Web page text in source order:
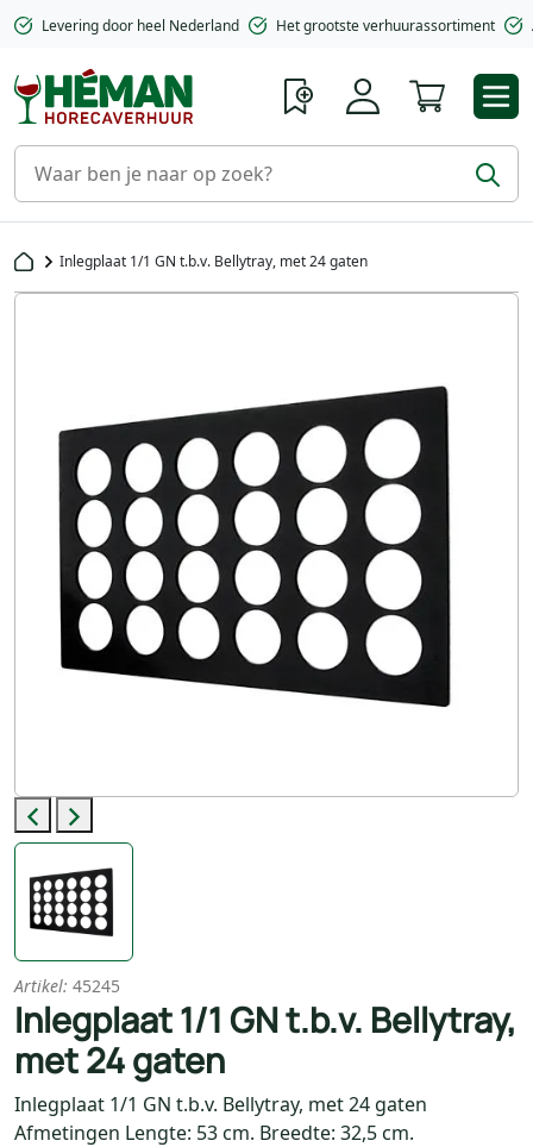
Levering door heel Nederland Het grootste verhuurassortiment
Inlegplaat 1/1 GN t.b.v. Bellytray, met 24 gaten
Previous
Next
Artikel: 45245
Inlegplaat 1/1 GN t.b.v. Bellytray,
met 24 gaten
Inlegplaat 1/1 GN t.b.v. Bellytray, met 24 gaten
Afmetingen Lengte: 53 cm. Breedte: 32,5 cm.